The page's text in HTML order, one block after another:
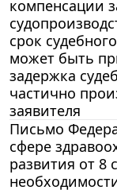
компенсации
срок
может быть
задержка
частично
заявителя
Письмо
сфере
развития от 8